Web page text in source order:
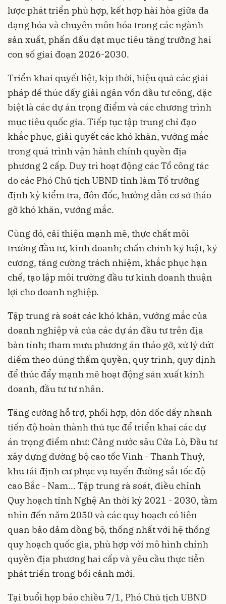
lược phát triển phù hợp, kết hợp hài hòa giữa đa
dạng hóa và chuyên môn hóa trong các ngành
sản xuất, phấn đấu đạt mục tiêu tăng trưởng hai
con số giai đoạn 2026-2030.
Triển khai quyết liệt, kịp thời, hiệu quả các giải
pháp để thúc đẩy giải ngân vốn đầu tư công, đặc
biệt là các dự án trọng điểm và các chương trình
mục tiêu quốc gia. Tiếp tục tập trung chỉ đạo
khắc phục, giải quyết các khó khăn, vướng mắc
trong quá trình vận hành chính quyền địa
phương 2 cấp. Duy trì hoạt động các Tổ công tác
do các Phó Chủ tịch UBND tỉnh làm Tổ trưởng
định kỳ kiểm tra, đôn đốc, hướng dẫn cơ sở tháo
gỡ khó khăn, vướng mắc.
Cùng đó, cải thiện mạnh mẽ, thực chất môi
trường đầu tư, kinh doanh; chấn chỉnh kỷ luật, kỷ
cương, tăng cường trách nhiệm, khắc phục hạn
chế, tạo lập môi trường đầu tư kinh doanh thuận
lợi cho doanh nghiệp.
Tập trung rà soát các khó khăn, vướng mắc của
doanh nghiệp và của các dự án đầu tư trên địa
bàn tỉnh; tham mưu phương án tháo gỡ, xử lý dứt
điểm theo đúng thẩm quyền, quy trình, quy định
để thúc đẩy mạnh mẽ hoạt động sản xuất kinh
doanh, đầu tư tư nhân.
Tăng cường hỗ trợ, phối hợp, đôn đốc đẩy nhanh
tiến độ hoàn thành thủ tục để triển khai các dự
án trọng điểm như: Cảng nước sâu Cửa Lò, Đầu tư
xây dựng đường bộ cao tốc Vinh - Thanh Thuỷ,
khu tái định cư phục vụ tuyến đường sắt tốc độ
cao Bắc - Nam... Tập trung rà soát, điều chỉnh
Quy hoạch tỉnh Nghệ An thời kỳ 2021 - 2030, tầm
nhìn đến năm 2050 và các quy hoạch có liên
quan bảo đảm đồng bộ, thống nhất với hệ thống
quy hoạch quốc gia, phù hợp với mô hình chính
quyền địa phương hai cấp và yêu cầu thực tiễn
phát triển trong bối cảnh mới.
Tại buổi họp báo chiều 7/1, Phó Chủ tịch UBND